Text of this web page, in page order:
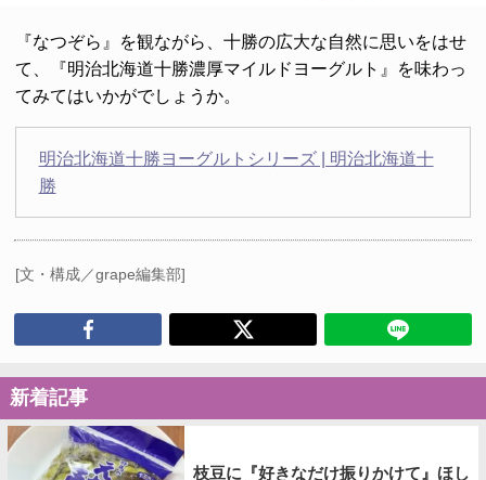
『なつぞら』を観ながら、十勝の広大な自然に思いをはせ
て、『明治北海道十勝濃厚マイルドヨーグルト』を味わっ
てみてはいかがでしょうか。
明治北海道十勝ヨーグルトシリーズ | 明治北海道十
勝
[文・構成／grape編集部]
新着記事
枝豆に『好きなだけ振りかけて』ほし